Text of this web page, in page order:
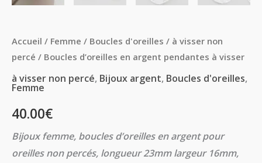
Accueil / Femme / Boucles d'oreilles / à visser non
percé / Boucles d’oreilles en argent pendantes à visser
à visser non percé, Bijoux argent, Boucles d'oreilles,
Femme
40.00€
Bijoux femme, boucles d’oreilles en argent pour
oreilles non percés, longueur 23mm largeur 16mm,